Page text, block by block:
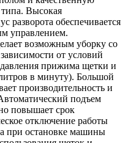
типа. Высокая
разворота обеспечивается
управлением.
возможным уборку со
от условий
прижима щетки и
в минуту). Большой
производительность и
подъем
повышает срок
отключение работы
при остановке машины